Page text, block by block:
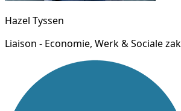
Hazel Tyssen
Liaison - Economie, Werk & Sociale